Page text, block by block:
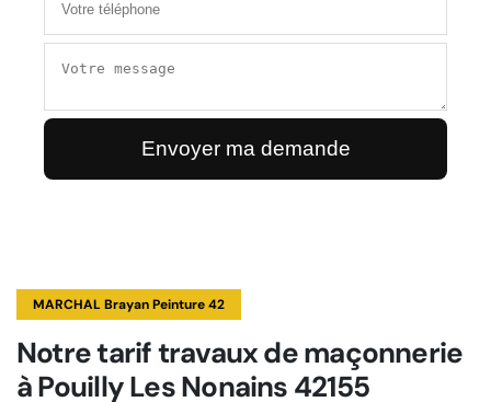
MARCHAL Brayan Peinture 42
Notre tarif travaux de maçonnerie
à Pouilly Les Nonains 42155